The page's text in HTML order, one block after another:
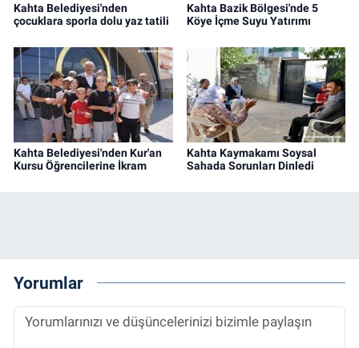
Kahta Belediyesi'nden
çocuklara sporla dolu yaz tatili
Kahta Bazik Bölgesi'nde 5
Köye İçme Suyu Yatırımı
Kahta Belediyesi'nden Kur'an
Kursu Öğrencilerine İkram
Kahta Kaymakamı Soysal
Sahada Sorunları Dinledi
Yorumlar